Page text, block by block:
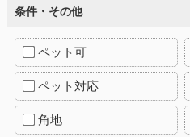
条件・その他
ペット可
ペット対応
角地